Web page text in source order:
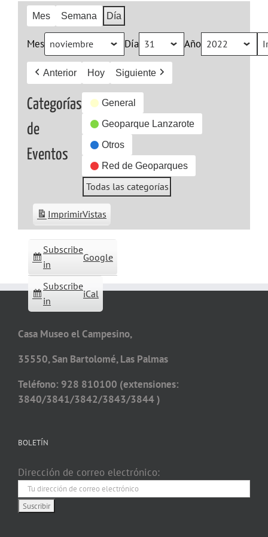
Mes Semana Día
Mes Día Año
Anterior Hoy Siguiente
Categorías
de
Eventos
General
Geoparque Lanzarote
Otros
Red de Geoparques
Todas las categorías
Subscribe
in
Google
Subscribe
in
iCal
ImprimirVistas
Casa Museo el Campesino,
35550, San Bartolomé, Las Palmas
Teléfono: 928 810100 (extensiones:
3840/3841/3842/3843/3844 )
BOLETÍN
Dirección de correo electrónico: